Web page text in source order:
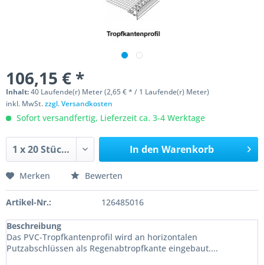
106,15 € *
Inhalt:40 Laufende(r) Meter (2,65 € * / 1 Laufende(r) Meter)
inkl. MwSt.zzgl. Versandkosten
Sofort versandfertig, Lieferzeit ca. 3-4 Werktage
In den Warenkorb
Merken Bewerten
Artikel-Nr.: 126485016
Beschreibung
Das PVC-Tropfkantenprofil wird an horizontalen
Putzabschlüssen als Regenabtropfkante eingebaut....